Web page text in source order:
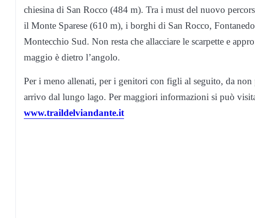
chiesina di San Rocco (484 m). Tra i must del nuovo
il Monte Sparese (610 m), i borghi di San Rocco,
Montecchio Sud. Non resta che allacciare le scarpette e
maggio è dietro l’angolo.
Per i meno allenati, per i genitori con figli al seguito, da
arrivo dal lungo lago. Per maggiori informazioni si può
www.traildelviandante.it